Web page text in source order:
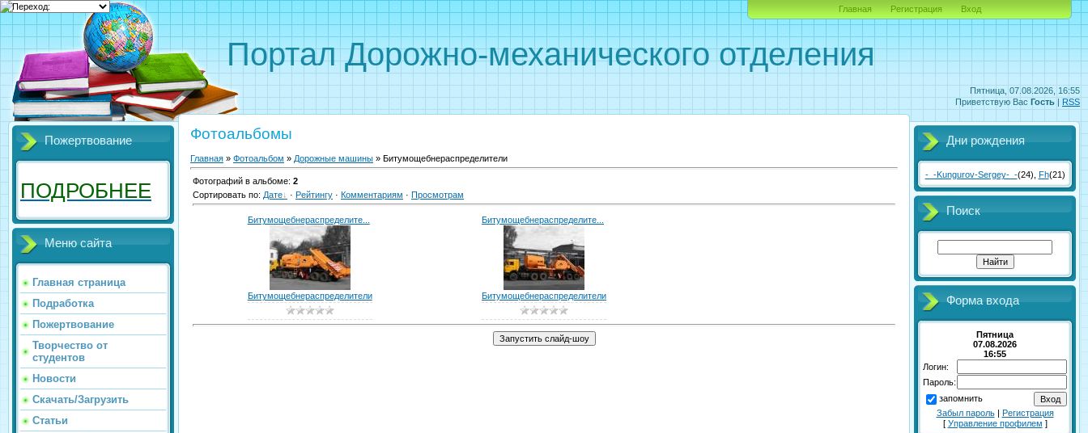
Пятница, 07.08.2026, 16:55
Приветствую Вас Гость | RSS
Портал Дорожно-механического отделения
Главная Регистрация Вход
Пожертвование
ПОДРОБНЕЕ
Меню сайта
Главная страница
Подработка
Пожертвование
Творчество от
студентов
Новости
Скачать/Загрузить
Статьи
Фотоальбомы
Главная » Фотоальбом » Дорожные машины » Битумощебнераспределители
Фотографий в альбоме: 2
Сортировать по: Дате · Рейтингу · Комментариям · Просмотрам
Битумощебнераспределите...
Битумощебнераспределители
Битумощебнераспределите...
Битумощебнераспределители
Дни рождения
-_-Kungurov-Sergey-_-(24) Fh(21)
Поиск
Форма входа
Пятница
07.08.2026
16:55
Логин:
Пароль:
запомнить
Забыл пароль| Регистрация
[ Управление профилем ]